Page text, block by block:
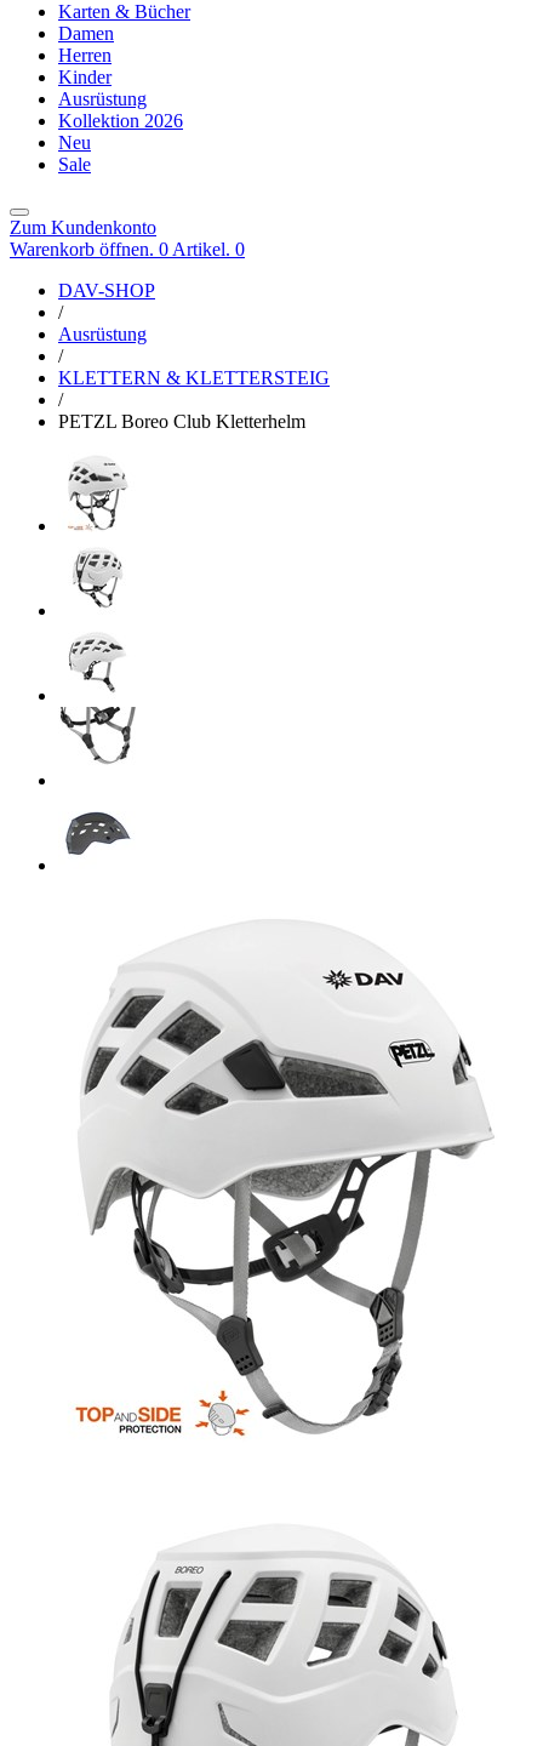
Karten & Bücher
Damen
Herren
Kinder
Ausrüstung
Kollektion 2026
Neu
Sale
Zum Kundenkonto
Warenkorb öffnen. 0 Artikel. 0
DAV-SHOP
/
Ausrüstung
/
KLETTERN & KLETTERSTEIG
/
PETZL Boreo Club Kletterhelm